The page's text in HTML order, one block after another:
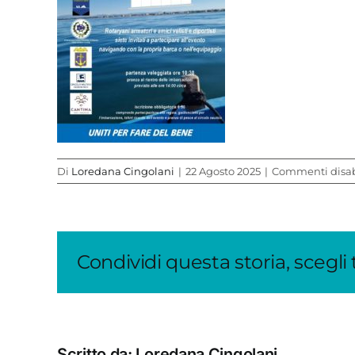
Di Loredana Cingolani | 22 Agosto 2025 | Commenti
Condividi questa storia, scegli